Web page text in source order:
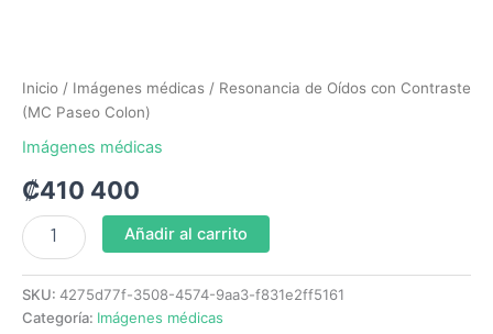
Inicio / Imágenes médicas / Resonancia de Oídos con Contraste
(MC Paseo Colon)
Imágenes médicas
₡410 400
Añadir al carrito
SKU: 4275d77f-3508-4574-9aa3-f831e2ff5161
Categoría: Imágenes médicas